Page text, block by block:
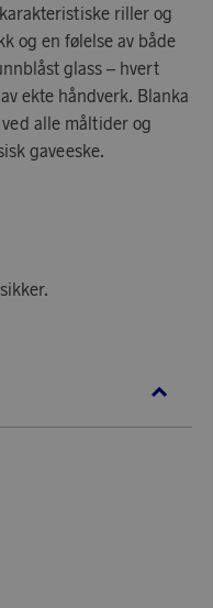
riller og
og en følelse av både
glass – hvert
ekte håndverk. Blanka
alle måltider og
gaveeske.